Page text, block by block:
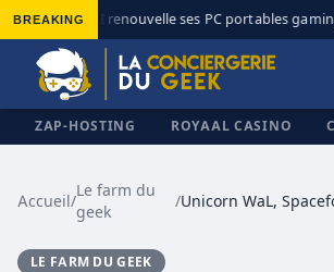
BREAKING
◆ MSI renouvelle ses PC portables
ZAP-HOSTING ROYAAL CASINO
Accueil/
Le farm du
geek
/
LE FARM DU GEEK